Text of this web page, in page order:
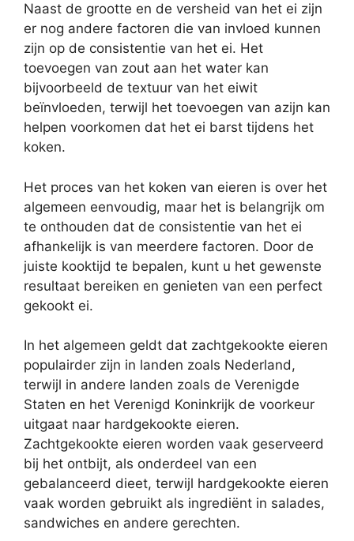
Naast de grootte en de versheid van het ei zijn
er nog andere factoren die van invloed kunnen
zijn op de consistentie van het ei. Het
toevoegen van zout aan het water kan
bijvoorbeeld de textuur van het eiwit
beïnvloeden, terwijl het toevoegen van azijn kan
helpen voorkomen dat het ei barst tijdens het
koken.
Het proces van het koken van eieren is over het
algemeen eenvoudig, maar het is belangrijk om
te onthouden dat de consistentie van het ei
afhankelijk is van meerdere factoren. Door de
juiste kooktijd te bepalen, kunt u het gewenste
resultaat bereiken en genieten van een perfect
gekookt ei.
In het algemeen geldt dat zachtgekookte eieren
populairder zijn in landen zoals Nederland,
terwijl in andere landen zoals de Verenigde
Staten en het Verenigd Koninkrijk de voorkeur
uitgaat naar hardgekookte eieren.
Zachtgekookte eieren worden vaak geserveerd
bij het ontbijt, als onderdeel van een
gebalanceerd dieet, terwijl hardgekookte eieren
vaak worden gebruikt als ingrediënt in salades,
sandwiches en andere gerechten.